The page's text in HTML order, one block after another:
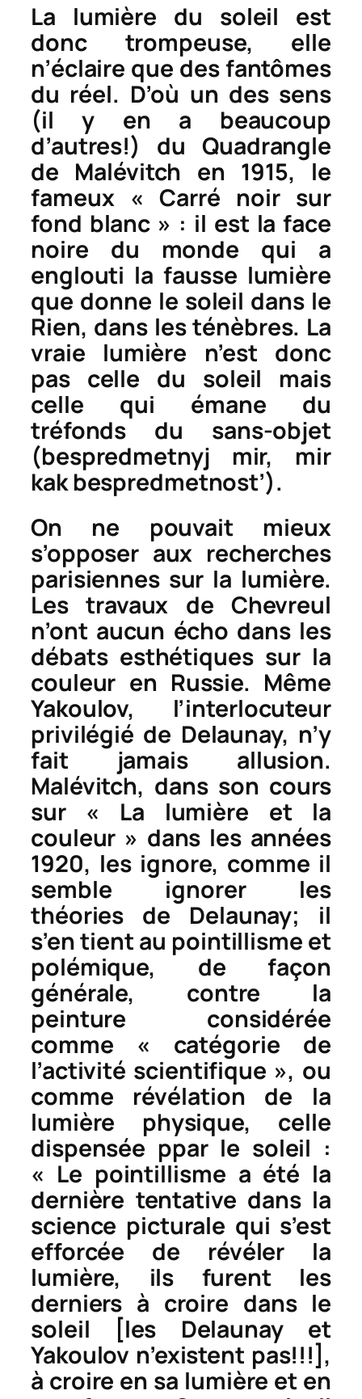
La lumière du soleil est
donc trompeuse, elle
n’éclaire que des fantômes
du réel. D’où un des sens
(il y en a beaucoup
d’autres!) du Quadrangle
de Malévitch en 1915, le
fameux « Carré noir sur
fond blanc » : il est la face
noire du monde qui a
englouti la fausse lumière
que donne le soleil dans le
Rien, dans les ténèbres. La
vraie lumière n’est donc
pas celle du soleil mais
celle qui émane du
tréfonds du sans-objet
(bespredmetnyj mir, mir
kak bespredmetnost’).
On ne pouvait mieux
s’opposer aux recherches
parisiennes sur la lumière.
Les travaux de Chevreul
n’ont aucun écho dans les
débats esthétiques sur la
couleur en Russie. Même
Yakoulov, l’interlocuteur
privilégié de Delaunay, n’y
fait jamais allusion.
Malévitch, dans son cours
sur « La lumière et la
couleur » dans les années
1920, les ignore, comme il
semble ignorer les
théories de Delaunay; il
s’en tient au pointillisme et
polémique, de façon
générale, contre la
peinture considérée
comme « catégorie de
l’activité scientifique », ou
comme révélation de la
lumière physique, celle
dispensée ppar le soleil :
« Le pointillisme a été la
dernière tentative dans la
science picturale qui s’est
efforcée de révéler la
lumière, ils furent les
derniers à croire dans le
soleil [les Delaunay et
Yakoulov n’existent pas!!!],
à croire en sa lumière et en